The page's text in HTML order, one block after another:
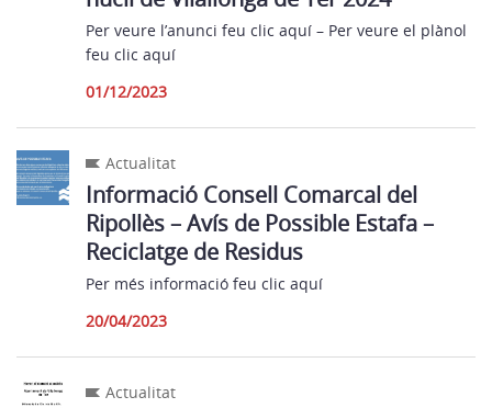
Per veure l’anunci feu clic aquí – Per veure el plànol
feu clic aquí
01/12/2023
Actualitat
Informació Consell Comarcal del
Ripollès – Avís de Possible Estafa –
Reciclatge de Residus
Per més informació feu clic aquí
20/04/2023
Actualitat